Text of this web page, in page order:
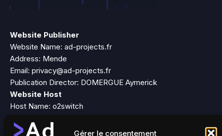
Gérer le consentement
Website Publisher
Website Name: ad-projects.fr
Address: Mende
Email: privacy@ad-projects.fr
Publication Director: DOMERGUE Aymerick
Website Host
Host Name: o2switch
Clermont-Ferrand, France